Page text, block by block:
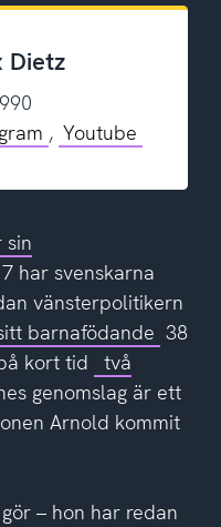
Dietz
, Youtube
sin
har svenskarna
vänsterpolitikern
barnafödande 38
kort tid
två
genomslag är ett
Arnold kommit
– hon har redan